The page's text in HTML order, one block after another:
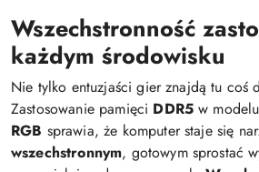
Wszechstronność
każdym środowisku
Nie tylko entuzjaści gier znajdą tu coś
Zastosowanie pamięci DDR5 w modelu
RGB sprawia, że komputer staje się
wszechstronnym, gotowym sprostać